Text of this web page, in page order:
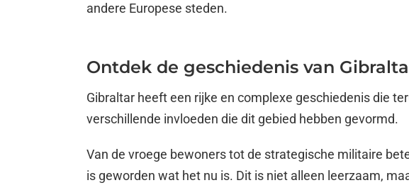
andere Europese steden.
Ontdek de geschiedenis van
Gibraltar heeft een rijke en complexe geschiedenis die
verschillende invloeden die dit gebied hebben gevormd.
Van de vroege bewoners tot de strategische militaire
is geworden wat het nu is. Dit is niet alleen leerzaam,